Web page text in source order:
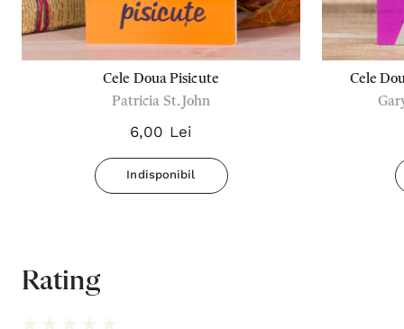
Cele Doua Pisicute
Patricia St. John
6,00 Lei
Indisponibil
Cele
Rating